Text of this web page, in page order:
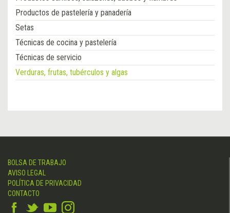
Productos de pastelería y panadería
Setas
Técnicas de cocina y pastelería
Técnicas de servicio
Verduras, frutas, tubérculos y algas
BOLSA DE TRABAJO
AVISO LEGAL
POLÍTICA DE PRIVACIDAD
CONTACTO